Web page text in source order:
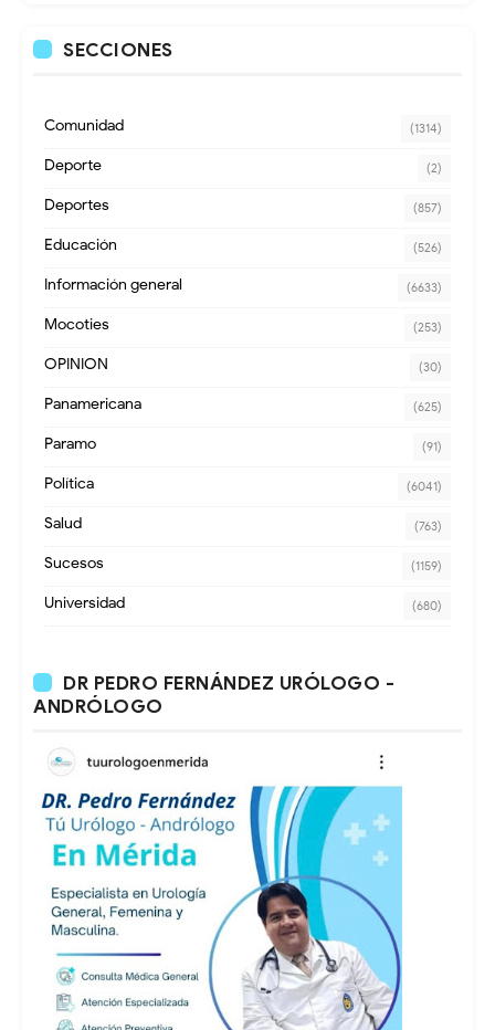
SECCIONES
Comunidad (1314)
Deporte (2)
Deportes (857)
Educación (526)
Información general (6633)
Mocoties (253)
OPINION (30)
Panamericana (625)
Paramo (91)
Política (6041)
Salud (763)
Sucesos (1159)
Universidad (680)
DR PEDRO FERNÁNDEZ URÓLOGO -
ANDRÓLOGO